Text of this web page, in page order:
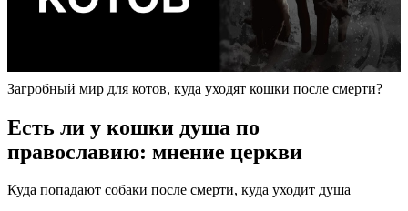
Загробный мир для котов, куда уходят кошки после смерти?
Есть ли у кошки душа по
православию: мнение церкви
Куда попадают собаки после смерти, куда уходит душа